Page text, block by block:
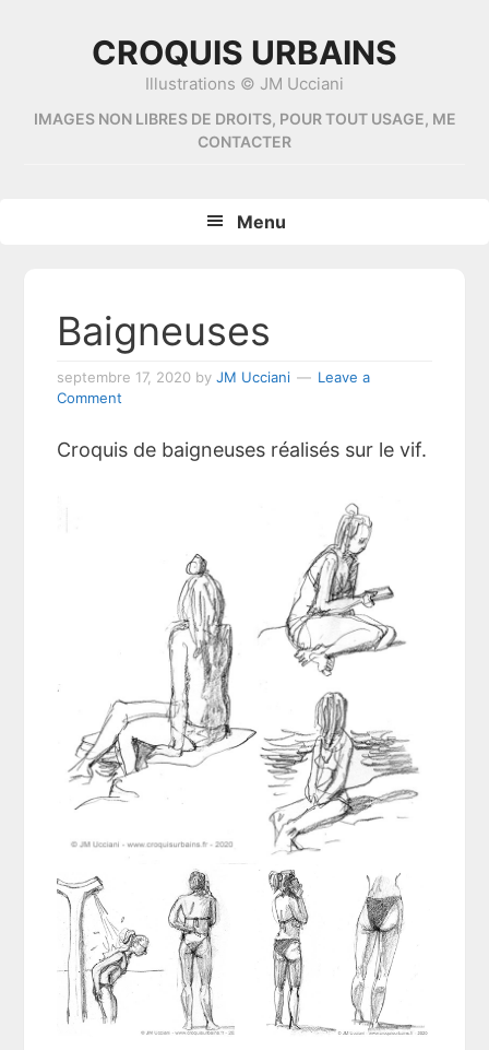
CROQUIS URBAINS
Illustrations © JM Ucciani
IMAGES NON LIBRES DE DROITS, POUR TOUT USAGE, ME
CONTACTER
Menu
Baigneuses
septembre 17, 2020 byJM Ucciani
Leave a
Comment
Croquis de baigneuses réalisés sur le vif.